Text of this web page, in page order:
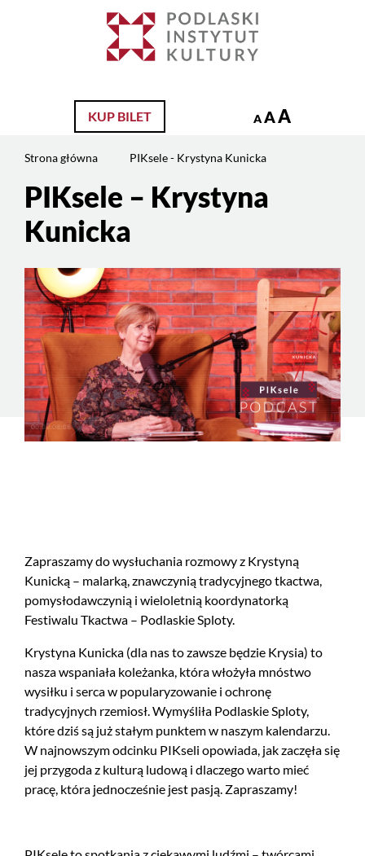
KUP BILET A AA
Strona główna PIKsele - Krystyna Kunicka
Treść
stronyPIKsele – Krystyna
Kunicka
Zapraszamy do wysłuchania rozmowy z Krystyną
Kunicką – malarką, znawczynią tradycyjnego tkactwa,
pomysłodawczynią i wieloletnią koordynatorką
Festiwalu Tkactwa – Podlaskie Sploty.
Krystyna Kunicka (dla nas to zawsze będzie Krysia) to
nasza wspaniała koleżanka, która włożyła mnóstwo
wysiłku i serca w popularyzowanie i ochronę
tradycyjnych rzemiosł. Wymyśliła Podlaskie Sploty,
które dziś są już stałym punktem w naszym kalendarzu.
W najnowszym odcinku PIKseli opowiada, jak zaczęła się
jej przygoda z kulturą ludową i dlaczego warto mieć
pracę, która jednocześnie jest pasją. Zapraszamy!